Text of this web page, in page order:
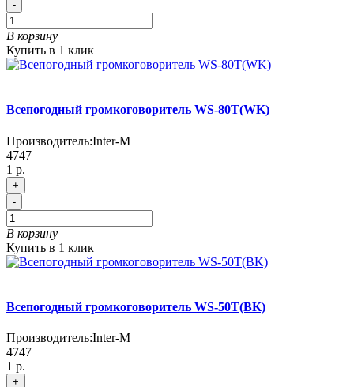
-
В корзину
Купить в 1 клик
Всепогодный громкоговоритель WS-80T(WK)
Производитель:Inter-M
4747
1 р.
+
-
В корзину
Купить в 1 клик
Всепогодный громкоговоритель WS-50T(BK)
Производитель:Inter-M
4747
1 р.
+